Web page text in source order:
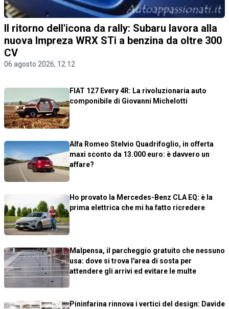
Il ritorno dell'icona da rally: Subaru lavora alla
nuova Impreza WRX STi a benzina da oltre 300
CV
06 agosto 2026, 12.12
FIAT 127 Every 4R: La rivoluzionaria auto
componibile di Giovanni Michelotti
Alfa Romeo Stelvio Quadrifoglio, in offerta
maxi sconto da 13.000 euro: è davvero un
affare?
Ho provato la Mercedes-Benz CLA EQ: è la
prima elettrica che mi ha fatto ricredere
Malpensa, il parcheggio gratuito che nessuno
usa: dove si trova l'area di sosta per
attendere gli arrivi ed evitare le multe
Pininfarina rinnova i vertici del design: Davide